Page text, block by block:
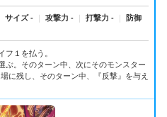
サイズ - ｜ 攻撃力 - ｜ 打撃力 - ｜
防御
フ１を払う。
ぶ。そのターン中、次にそのモンスター
に残し、そのターン中、『反撃』を与え